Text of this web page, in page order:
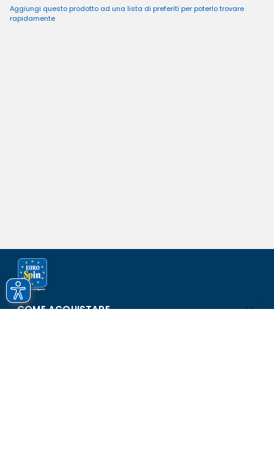
Aggiungi questo prodotto ad una lista di preferiti per poterlo trovare
rapidamente
COME ACQUISTARE